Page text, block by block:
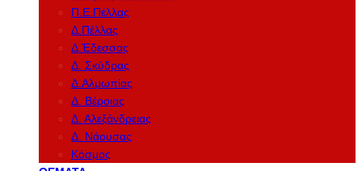
Π.Ε.Πέλλας
Δ.Πέλλας
Δ.Έδεσσας
Δ. Σκύδρας
Δ.Αλμωπίας
Δ. Βέροιας
Δ. Αλεξάνδρειας
Δ. Νάουσας
Κόσμος